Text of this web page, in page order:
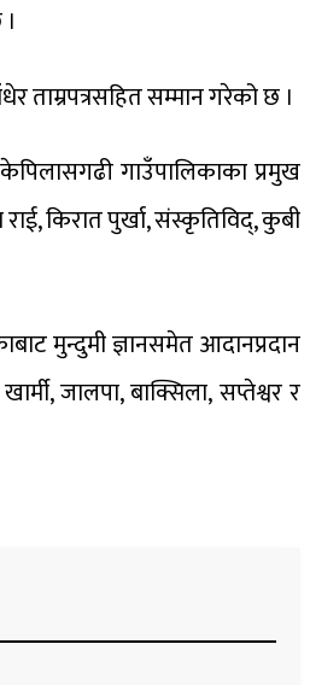
ताम्रपत्रसहित सम्मान गरेको छ ।
गाउँपालिकाका प्रमुख
राई, किरात पुर्खा, संस्कृतिविद्, कुबी
मुन्दुमी ज्ञानसमेत आदानप्रदान
जालपा, बाक्सिला, सप्तेश्वर र